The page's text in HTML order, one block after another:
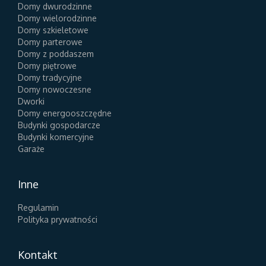
Domy dwurodzinne
Domy wielorodzinne
Domy szkieletowe
Domy parterowe
Domy z poddaszem
Domy piętrowe
Domy tradycyjne
Domy nowoczesne
Dworki
Domy energooszczędne
Budynki gospodarcze
Budynki komercyjne
Garaże
Inne
Regulamin
Polityka prywatności
Kontakt